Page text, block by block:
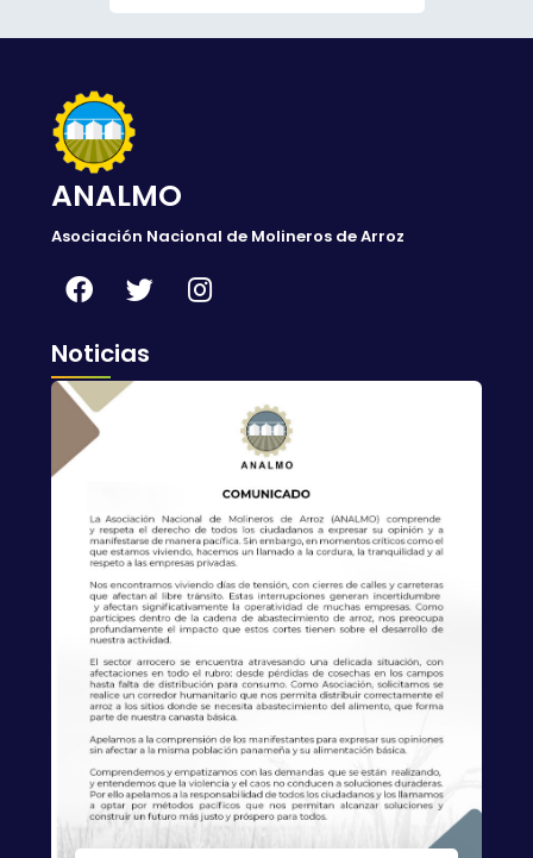
ANALMO
Asociación Nacional de Molineros de Arroz
Noticias